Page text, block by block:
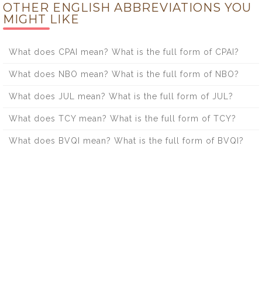
OTHER ENGLISH ABBREVIATIONS YOU
MIGHT LIKE
What does CPAI mean? What is the full form of CPAI?
What does NBO mean? What is the full form of NBO?
What does JUL mean? What is the full form of JUL?
What does TCY mean? What is the full form of TCY?
What does BVQI mean? What is the full form of BVQI?